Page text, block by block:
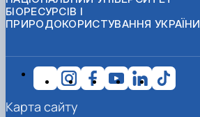
БІОРЕСУРСІВ І
ПРИРОДОКОРИСТУВАННЯ УКРАЇНИ
Карта сайту